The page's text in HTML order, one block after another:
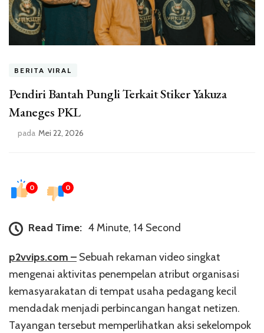
BERITA VIRAL
Pendiri Bantah Pungli Terkait Stiker Yakuza
Maneges PKL
pada Mei 22, 2026
0 0
Read Time: 4 Minute, 14 Second
p2vvips.com – Sebuah rekaman video singkat
mengenai aktivitas penempelan atribut organisasi
kemasyarakatan di tempat usaha pedagang kecil
mendadak menjadi perbincangan hangat netizen.
Tayangan tersebut memperlihatkan aksi sekelompok